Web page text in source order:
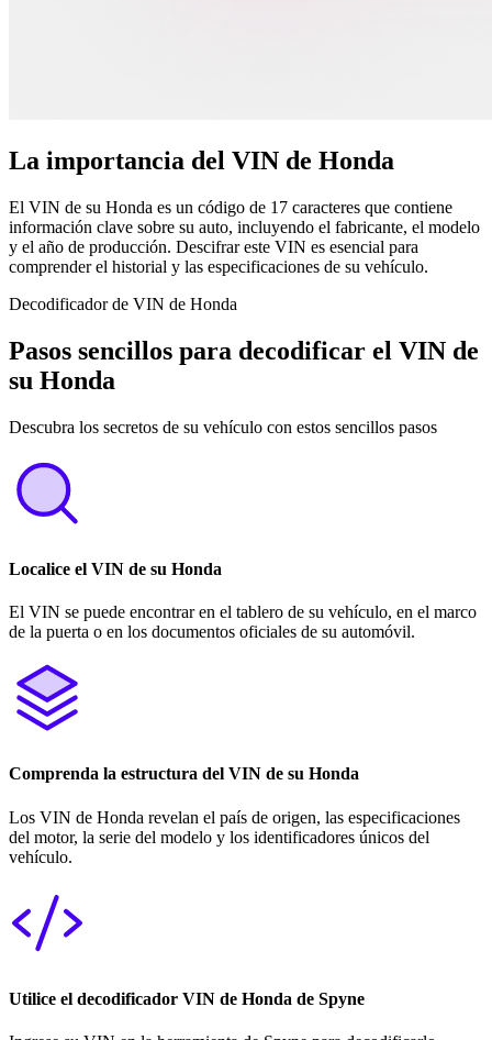
La importancia del VIN de Honda
El VIN de su Honda es un código de 17 caracteres que contiene
información clave sobre su auto, incluyendo el fabricante, el modelo
y el año de producción. Descifrar este VIN es esencial para
comprender el historial y las especificaciones de su vehículo.
Decodificador de VIN de Honda
Pasos sencillos para decodificar el VIN de
su Honda
Descubra los secretos de su vehículo con estos sencillos pasos
Localice el VIN de su Honda
El VIN se puede encontrar en el tablero de su vehículo, en el marco
de la puerta o en los documentos oficiales de su automóvil.
Comprenda la estructura del VIN de su Honda
Los VIN de Honda revelan el país de origen, las especificaciones
del motor, la serie del modelo y los identificadores únicos del
vehículo.
Utilice el decodificador VIN de Honda de Spyne